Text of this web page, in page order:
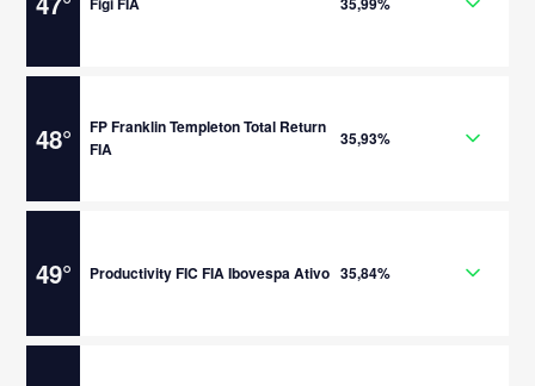
48°
FP Franklin Templeton Total Return
FIA
35,93%
49° Productivity FIC FIA Ibovespa Ativo 35,84%